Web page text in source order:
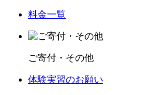
料金一覧
ご寄付・その他
体験実習のお願い